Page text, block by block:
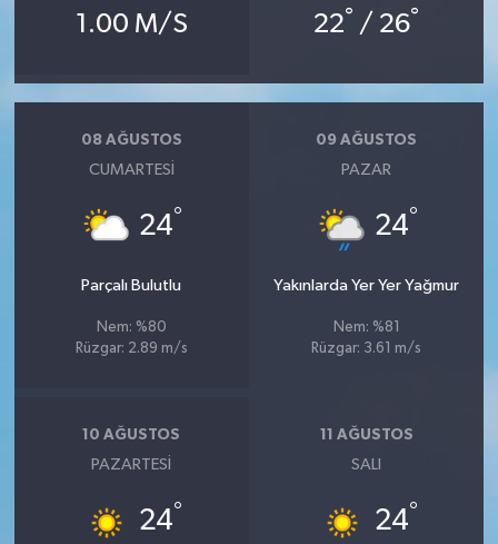
1.00 M/S 22° / 26°
08 AĞUSTOS
CUMARTESI
24°
Parçalı Bulutlu
Nem: %80
Rüzgar: 2.89 m/s
09 AĞUSTOS
PAZAR
24°
Yakınlarda Yer Yer Yağmur
Nem: %81
Rüzgar: 3.61 m/s
10 AĞUSTOS
PAZARTESI
24°
11 AĞUSTOS
SALI
24°